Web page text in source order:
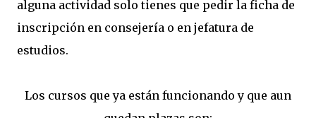
alguna actividad solo tienes que pedir la ficha de
inscripción en consejería o en jefatura de
estudios.
Los cursos que ya están funcionando y que aun